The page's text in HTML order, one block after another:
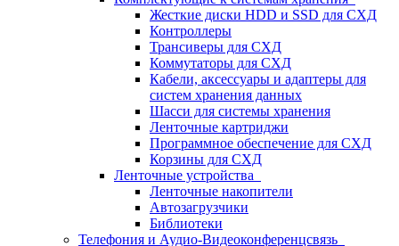
Жесткие диски HDD и SSD для СХД
Контроллеры
Трансиверы для СХД
Коммутаторы для СХД
Кабели, аксессуары и адаптеры для
систем хранения данных
Шасси для системы хранения
Ленточные картриджи
Программное обеспечение для СХД
Корзины для СХД
Ленточные устройства
Ленточные накопители
Автозагрузчики
Библиотеки
Телефония и Аудио-Видеоконференцсвязь